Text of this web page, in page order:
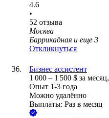
4.6
•
52 отзыва
Москва
Баррикадная и еще 3
Откликнуться
Бизнес ассистент
1 000 – 1 500 $ за месяц,
Опыт 1-3 года
Можно удалённо
Выплаты: Раз в месяц